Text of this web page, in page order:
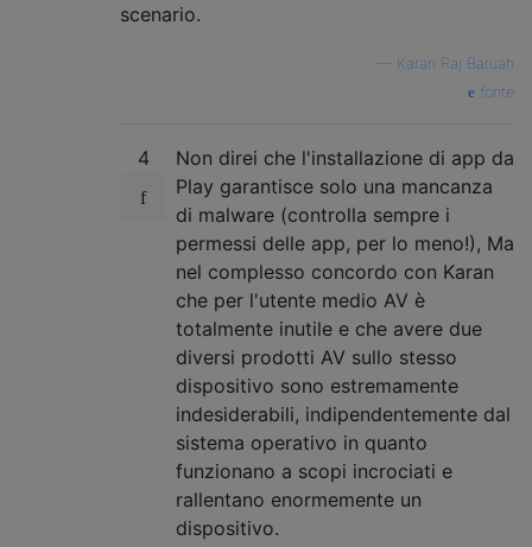
scenario.
Karan Raj Baruah
fonte
4
Non direi che l'installazione di app da
Play garantisce solo una mancanza
di malware (controlla sempre i
permessi delle app, per lo meno!), Ma
nel complesso concordo con Karan
che per l'utente medio AV è
totalmente inutile e che avere due
diversi prodotti AV sullo stesso
dispositivo sono estremamente
indesiderabili, indipendentemente dal
sistema operativo in quanto
funzionano a scopi incrociati e
rallentano enormemente un
dispositivo.